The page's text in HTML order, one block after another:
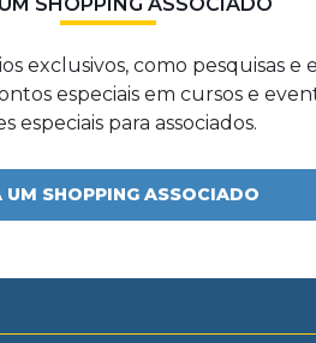
exclusivos, como pesquisas e
especiais em cursos e
especiais para associados.
UM SHOPPING ASSOCIADO